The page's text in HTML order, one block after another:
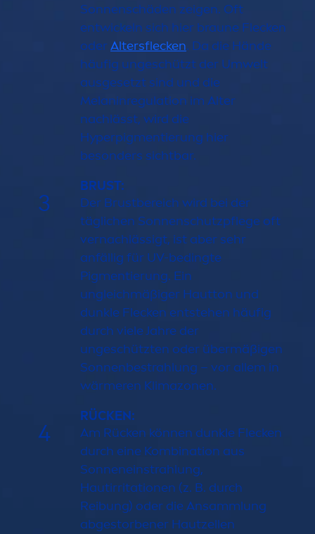
Sonnenschäden zeigen. Oft
entwickeln sich hier braune Flecken
oderAltersflecken. Da die Hände
häufig ungeschützt der Umwelt
ausgesetzt sind und die
Melaninregulation im Alter
nachlässt, wird die
Hyperpigmentierung hier
besonders sichtbar.
3
BRUST:
Der Brustbereich wird bei der
täglichen Sonnenschutzpflege oft
vernachlässigt, ist aber sehr
anfällig für UV-bedingte
Pigmentierung. Ein
ungleichmäßiger Hautton und
dunkle Flecken entstehen häufig
durch viele Jahre der
ungeschützten oder übermäßigen
Sonnenbestrahlung – vor allem in
wärmeren Klimazonen.
4
RÜCKEN:
Am Rücken können dunkle Flecken
durch eine Kombination aus
Sonneneinstrahlung,
Hautirritationen (z. B. durch
Reibung) oder die Ansammlung
abgestorbener Hautzellen